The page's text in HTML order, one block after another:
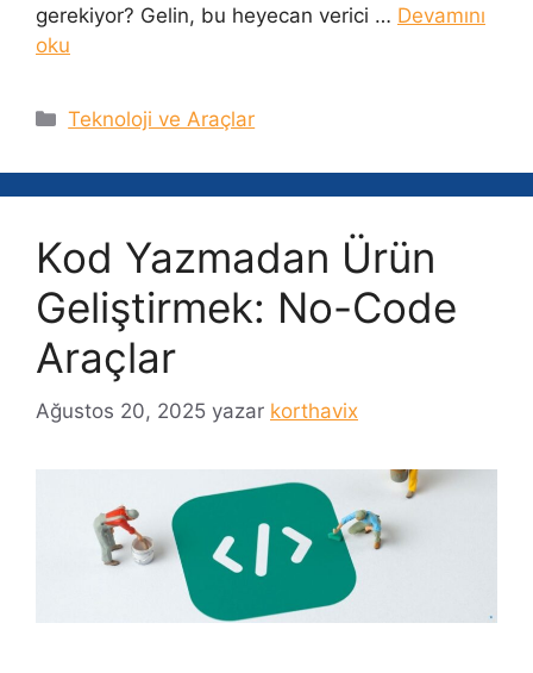
gerekiyor? Gelin, bu heyecan verici … Devamını
oku
Kategoriler
Teknoloji ve Araçlar
Kod Yazmadan Ürün
Geliştirmek: No-Code
Araçlar
Ağustos 20, 2025 yazar korthavix